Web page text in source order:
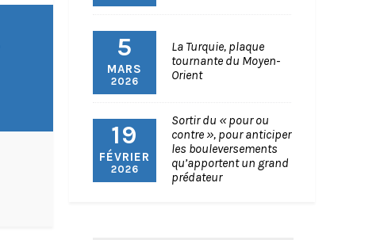
5
MARS
2026
La Turquie, plaque
tournante du Moyen-
Orient
19
FÉVRIER
2026
Sortir du « pour ou
contre », pour anticiper
les bouleversements
qu’apportent un grand
prédateur